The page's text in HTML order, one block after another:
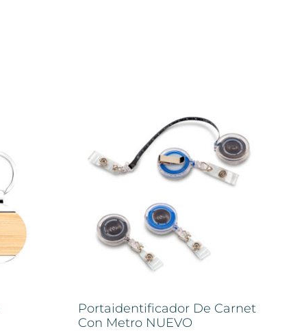
Portaidentificador De Carnet
Con Metro NUEVO